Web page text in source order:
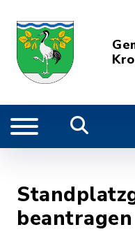
beantragen